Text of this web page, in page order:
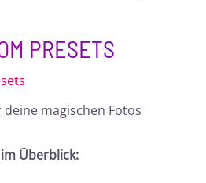
PRESETS
magischen Fotos
Überblick: